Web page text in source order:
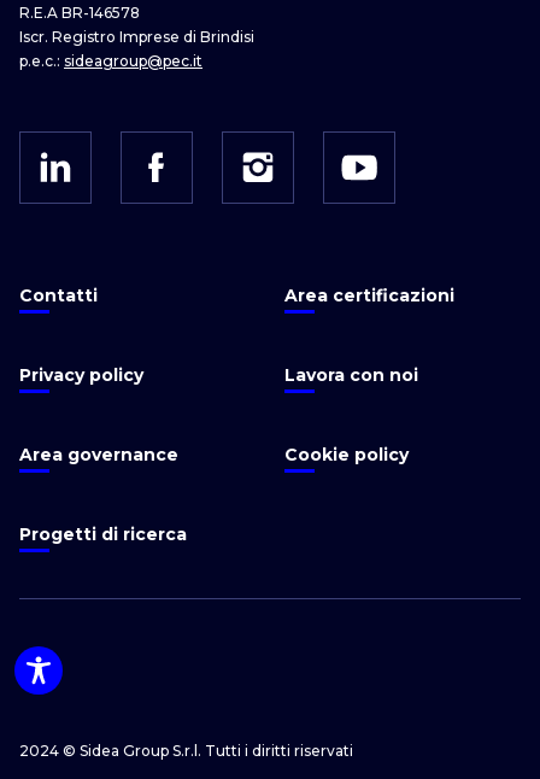
R.E.A BR-146578
Iscr. Registro Imprese di Brindisi
p.e.c.: sideagroup@pec.it
Contatti Area certificazioni
Privacy policy Lavora con noi
Area governance Cookie policy
Progetti di ricerca
2024 © Sidea Group S.r.l. Tutti i diritti riservati